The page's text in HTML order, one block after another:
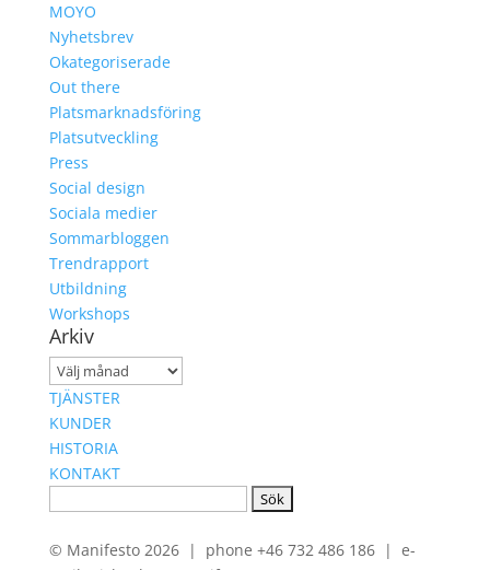
MOYO
Nyhetsbrev
Okategoriserade
Out there
Platsmarknadsföring
Platsutveckling
Press
Social design
Sociala medier
Sommarbloggen
Trendrapport
Utbildning
Workshops
Arkiv
Arkiv
TJÄNSTER
KUNDER
HISTORIA
KONTAKT
© Manifesto 2026 | phone +46 732 486 186 | e-